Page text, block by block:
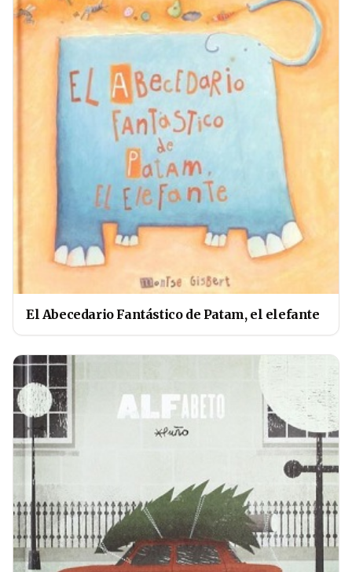
El Abecedario Fantástico de Patam, el elefante